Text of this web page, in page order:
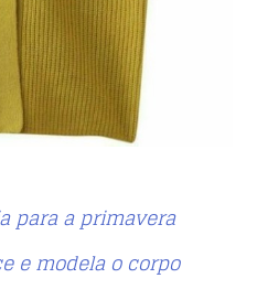
para a primavera
e modela o corpo